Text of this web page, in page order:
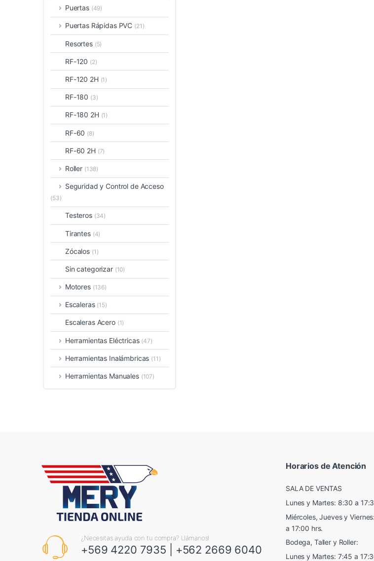
Puertas (49)
Puertas Rápidas PVC (21)
Resortes (5)
RF-120 (2)
RF-120 2H (1)
RF-180 (3)
RF-180 2H (1)
RF-60 (8)
RF-60 2H (7)
Roller (138)
Seguridad y Control de Acceso
(53)
Testeros (34)
Tirantes (4)
Zócalos (1)
Sin categorizar (10)
Motores (136)
Escaleras (15)
Escaleras Acero (1)
Herramientas Eléctricas (47)
Herramientas Inalámbricas (11)
Herramientas Manuales (107)
¿Necesitas ayuda con tu compra? Llámanos!
+569 4220 7935 +562 2669 6040
Horarios de Atención
SALA DE VENTAS
Lunes y Martes: 8:30 a
Miércoles, Jueves y
a 17:00 hrs.
Bodega, Taller y Roller:
Lunes y Martes: 7:45 a